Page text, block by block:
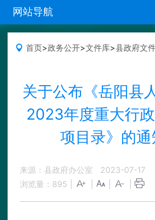
网站导航
首页>政务公开>文件库>县政府文
关于公布《岳阳县
2023年度重大行
项目录》的通
来源：县政府办公室
2023-07-17
浏览量： 895